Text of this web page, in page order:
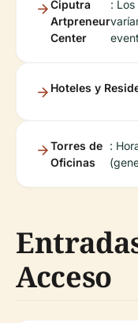
Ciputra
Artpreneur
Center
: Los
Hoteles y
Torres de
Oficinas
:
Acceso